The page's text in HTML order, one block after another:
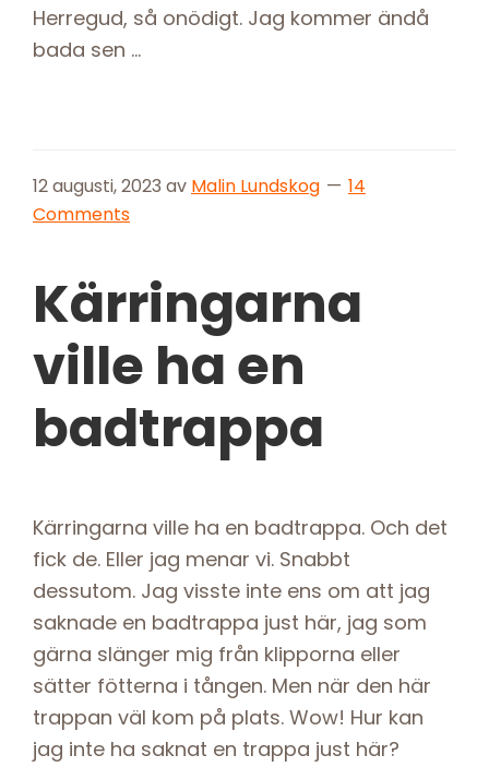
Herregud, så onödigt. Jag kommer ändå
bada sen …
12 augusti, 2023 av Malin Lundskog
14
Comments
Kärringarna
ville ha en
badtrappa
Kärringarna ville ha en badtrappa. Och det
fick de. Eller jag menar vi. Snabbt
dessutom. Jag visste inte ens om att jag
saknade en badtrappa just här, jag som
gärna slänger mig från klipporna eller
sätter fötterna i tången. Men när den här
trappan väl kom på plats. Wow! Hur kan
jag inte ha saknat en trappa just här?